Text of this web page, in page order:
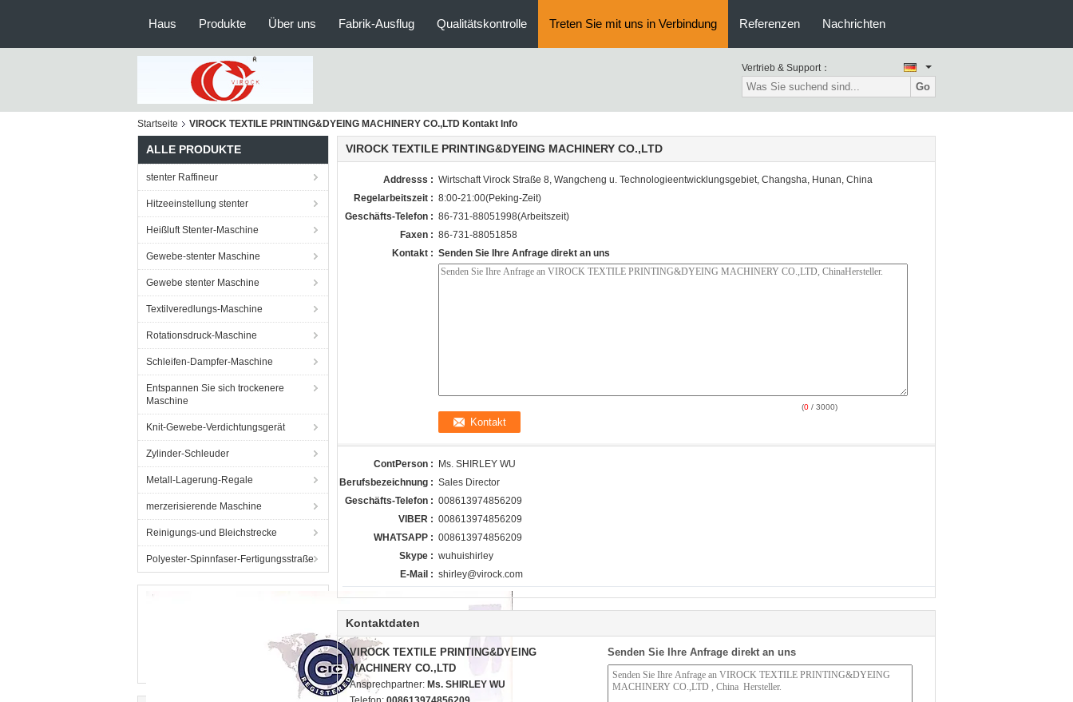
Haus Produkte Über uns Fabrik-Ausflug Qualitätskontrolle Treten Sie mit uns in Verbindung Referenzen Nachrichten
Vertrieb & Support：
Go
Startseite VIROCK TEXTILE PRINTING&DYEING MACHINERY CO.,LTD Kontakt Info
ALLE PRODUKTE
stenter Raffineur
Hitzeeinstellung stenter
Heißluft Stenter-Maschine
Gewebe-stenter Maschine
Gewebe stenter Maschine
Textilveredlungs-Maschine
Rotationsdruck-Maschine
Schleifen-Dampfer-Maschine
Entspannen Sie sich trockenere
Maschine
Knit-Gewebe-Verdichtungsgerät
Zylinder-Schleuder
Metall-Lagerung-Regale
merzerisierende Maschine
Reinigungs-und Bleichstrecke
Polyester-Spinnfaser-Fertigungsstraße
VIROCK TEXTILE PRINTING&DYEING MACHINERY CO.,LTD
Addresss : Wirtschaft Virock Straße 8, Wangcheng u. Technologieentwicklungsgebiet, Changsha, Hunan, China
Regelarbeitszeit : 8:00-21:00(Peking-Zeit)
Geschäfts-Telefon : 86-731-88051998(Arbeitszeit)
Faxen : 86-731-88051858
Kontakt : Senden Sie Ihre Anfrage direkt an uns
(0 / 3000)
ContPerson :
Ms. SHIRLEY WU
Berufsbezeichnung : Sales Director
Geschäfts-Telefon : 008613974856209
VIBER : 008613974856209
WHATSAPP : 008613974856209
Skype : wuhuishirley
E-Mail : shirley@virock.com
Kontaktdaten
VIROCK TEXTILE PRINTING&DYEING
MACHINERY CO.,LTD
Ansprechpartner: Ms. SHIRLEY WU
Senden Sie Ihre Anfrage direkt an uns